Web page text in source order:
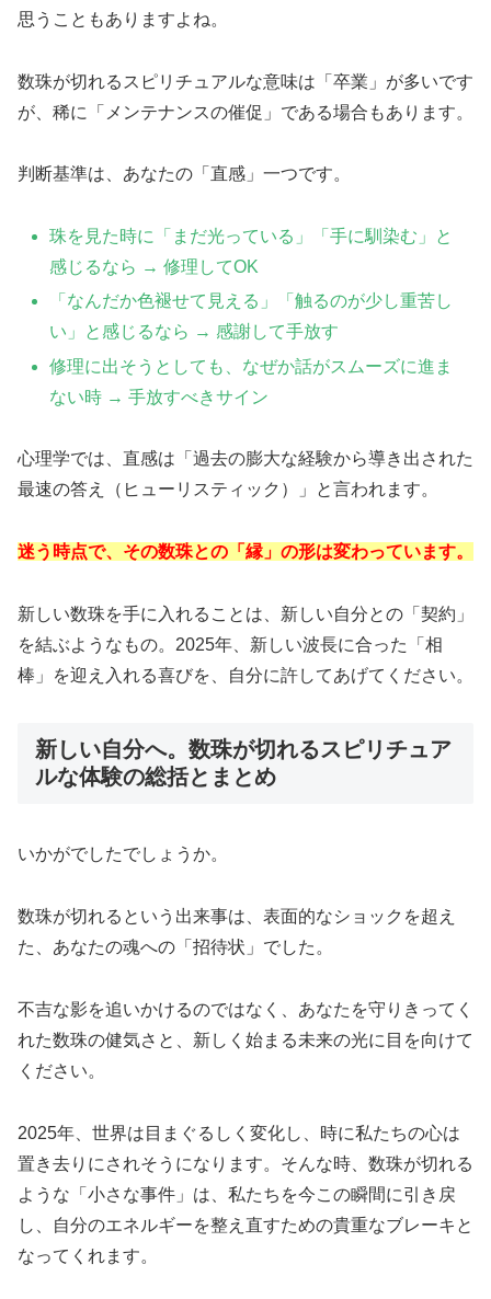
思うこともありますよね。
数珠が切れるスピリチュアルな意味は「卒業」が多いです
が、稀に「メンテナンスの催促」である場合もあります。
判断基準は、あなたの「直感」一つです。
珠を見た時に「まだ光っている」「手に馴染む」と
感じるなら → 修理してOK
「なんだか色褪せて見える」「触るのが少し重苦し
い」と感じるなら → 感謝して手放す
修理に出そうとしても、なぜか話がスムーズに進ま
ない時 → 手放すべきサイン
心理学では、直感は「過去の膨大な経験から導き出された
最速の答え（ヒューリスティック）」と言われます。
迷う時点で、その数珠との「縁」の形は変わっています。
新しい数珠を手に入れることは、新しい自分との「契約」
を結ぶようなもの。2025年、新しい波長に合った「相
棒」を迎え入れる喜びを、自分に許してあげてください。
新しい自分へ。数珠が切れるスピリチュア
ルな体験の総括とまとめ
いかがでしたでしょうか。
数珠が切れるという出来事は、表面的なショックを超え
た、あなたの魂への「招待状」でした。
不吉な影を追いかけるのではなく、あなたを守りきってく
れた数珠の健気さと、新しく始まる未来の光に目を向けて
ください。
2025年、世界は目まぐるしく変化し、時に私たちの心は
置き去りにされそうになります。そんな時、数珠が切れる
ような「小さな事件」は、私たちを今この瞬間に引き戻
し、自分のエネルギーを整え直すための貴重なブレーキと
なってくれます。